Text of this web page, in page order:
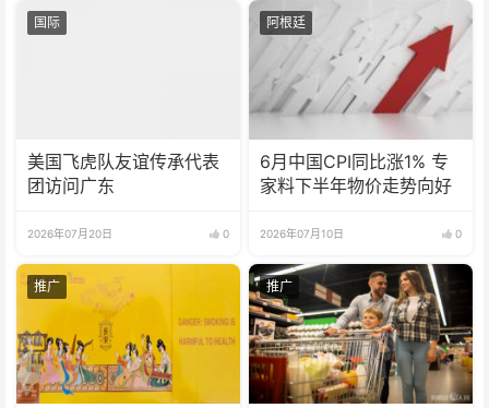
国际
美国飞虎队友谊传承代表
团访问广东
2026年07月20日 0
阿根廷
6月中国CPI同比涨1% 专
家料下半年物价走势向好
2026年07月10日 0
推广 推广